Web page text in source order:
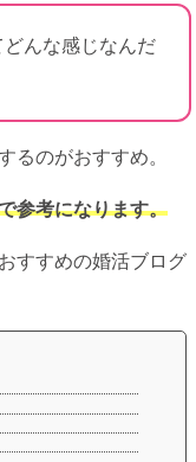
んな感じなんだ
るのがおすすめ。
参考になります。
すすめの婚活ブログ